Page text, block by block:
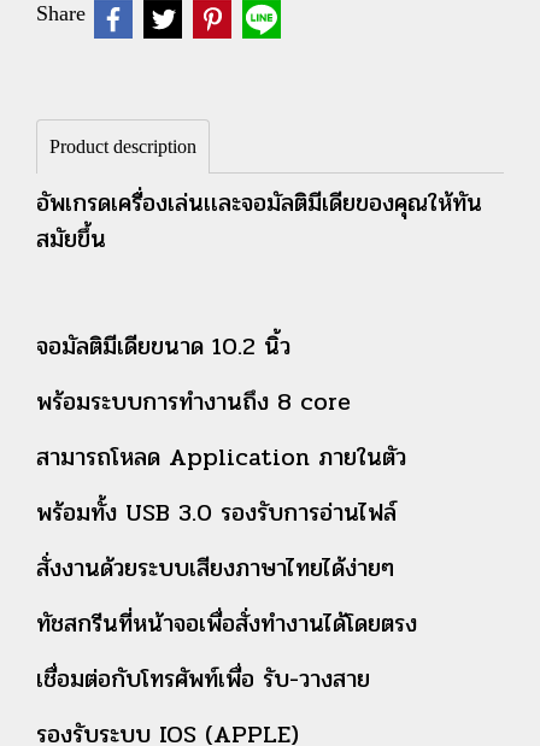
Share
Product description
อัพเกรดเครื่องเล่นเเละจอมัลติมีเดียของคุณให้ทัน
สมัยขึ้น
จอมัลติมีเดียขนาด 10.2 นิ้ว
พร้อมระบบการทำงานถึง 8 core
สามารถโหลด Application ภายในตัว
พร้อมทั้ง USB 3.0 รองรับการอ่านไฟล์
สั่งงานด้วยระบบเสียงภาษาไทยได้ง่ายๆ
ทัชสกรีนที่หน้าจอเพื่อสั่งทำงานได้โดยตรง
เชื่อมต่อกับโทรศัพท์เพื่อ รับ-วางสาย
รองรับระบบ IOS (APPLE)